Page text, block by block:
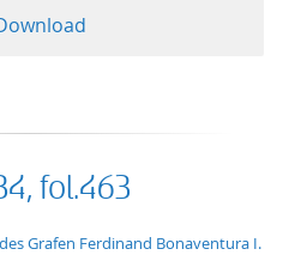
fol.463
Grafen Ferdinand Bonaventura I.